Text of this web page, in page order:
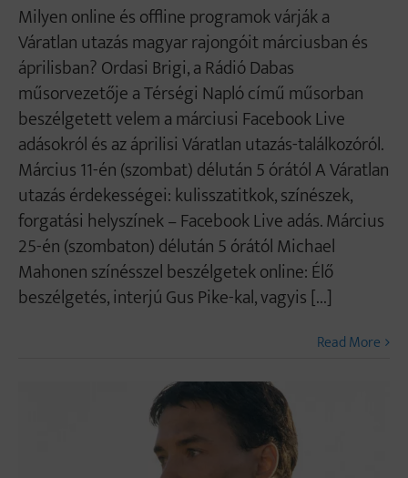
Milyen online és offline programok várják a
Váratlan utazás magyar rajongóit márciusban és
áprilisban? Ordasi Brigi, a Rádió Dabas
műsorvezetője a Térségi Napló című műsorban
beszélgetett velem a márciusi Facebook Live
adásokról és az áprilisi Váratlan utazás-találkozóról.
Március 11-én (szombat) délután 5 órától A Váratlan
utazás érdekességei: kulisszatitkok, színészek,
forgatási helyszínek – Facebook Live adás. Március
25-én (szombaton) délután 5 órától Michael
Mahonen színésszel beszélgetek online: Élő
beszélgetés, interjú Gus Pike-kal, vagyis [...]
Read More